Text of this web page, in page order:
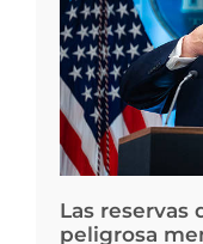
Las reservas
peligrosa